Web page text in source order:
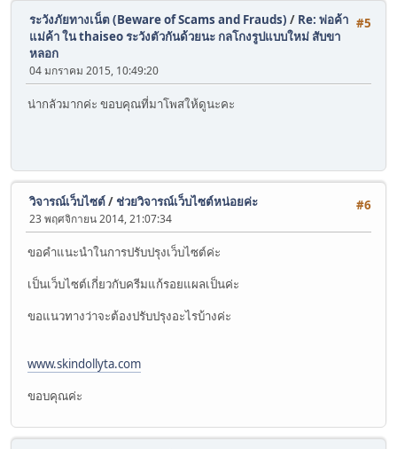
#5
ระวังภัยทางเน็ต (Beware of Scams and Frauds) / Re: พ่อค้า
แม่ค้า ใน thaiseo ระวังตัวกันด้วยนะ กลโกงรูปแบบใหม่ สับขา
หลอก
04 มกราคม 2015, 10:49:20
น่ากลัวมากค่ะ ขอบคุณที่มาโพสให้ดูนะคะ
#6
วิจารณ์เว็บไซต์/ ช่วยวิจารณ์เว็บไซต์หน่อยค่ะ
23 พฤศจิกายน 2014, 21:07:34
ขอคำแนะนำในการปรับปรุงเว็บไซต์ค่ะ
เป็นเว็บไซต์เกี่ยวกับครีมแก้รอยแผลเป็นค่ะ
ขอแนวทางว่าจะต้องปรับปรุงอะไรบ้างค่ะ
www.skindollyta.com
ขอบคุณค่ะ